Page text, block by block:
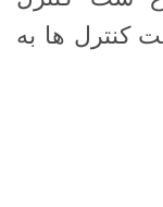
کنترل ها به